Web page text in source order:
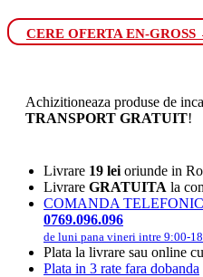
CERE OFERTA EN-GROSS
Achizitioneaza produse de inca
TRANSPORT GRATUIT!
Livrare 19 lei oriunde in
Livrare GRATUITA la
COMANDA
0769.096.096
de luni pana vineri intre 9:00-
Plata la livrare sau online
Plata in 3 rate fara dobanda